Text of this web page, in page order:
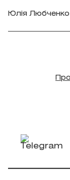
Юлія Любченко